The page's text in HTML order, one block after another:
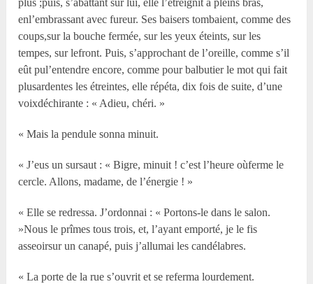
plus ;puis, s’abattant sur lui, elle l’étreignit à pleins bras,
enl’embrassant avec fureur. Ses baisers tombaient, comme des
coups,sur la bouche fermée, sur les yeux éteints, sur les
tempes, sur lefront. Puis, s’approchant de l’oreille, comme s’il
eût pul’entendre encore, comme pour balbutier le mot qui fait
plusardentes les étreintes, elle répéta, dix fois de suite, d’une
voixdéchirante : « Adieu, chéri. »
« Mais la pendule sonna minuit.
« J’eus un sursaut : « Bigre, minuit ! c’est l’heure oùferme le
cercle. Allons, madame, de l’énergie ! »
« Elle se redressa. J’ordonnai : « Portons-le dans le salon.
»Nous le prîmes tous trois, et, l’ayant emporté, je le fis
asseoirsur un canapé, puis j’allumai les candélabres.
« La porte de la rue s’ouvrit et se referma lourdement.